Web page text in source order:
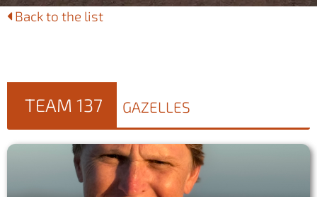
Back to the list
TEAM 137 GAZELLES